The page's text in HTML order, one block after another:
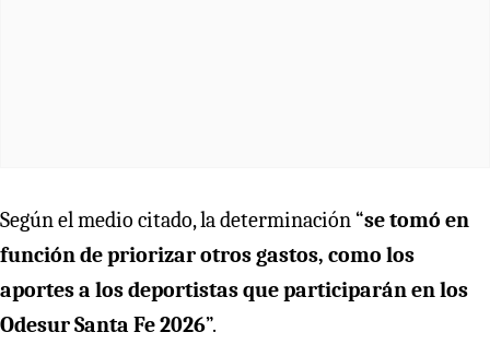
Según el medio citado, la determinación “se tomó en
función de priorizar otros gastos, como los
aportes a los deportistas que participarán en los
Odesur Santa Fe 2026”.